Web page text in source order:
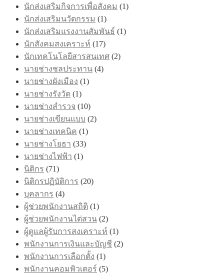
นักส่งเสริมกิจการเพื่อสังคม (1)
นักส่งเสริมนวัตกรรม (1)
นักส่งเสริมแรงงานสัมพันธ์ (1)
นักสังคมสงเคราะห์ (17)
นักเทคโนโลยีสารสนเทศ (2)
นายช่างชลประทาน (4)
นายช่างผังเมือง (1)
นายช่างรังวัด (1)
นายช่างสำรวจ (10)
นายช่างเขียนแบบ (2)
นายช่างเทคนิค (1)
นายช่างโยธา (33)
นายช่างไฟฟ้า (1)
นิติกร (71)
นิติกรปฏิบัติการ (20)
บุคลากร (4)
ผู้ช่วยพนักงานสถิติ (1)
ผู้ช่วยพนักงานไต่สวน (2)
ผู้ดูแลผู้รับการสงเคราะห์ (1)
พนักงานการเงินและบัญชี (2)
พนักงานการเลือกตั้ง (1)
พนักงานคอมพิวเตอร์ (5)